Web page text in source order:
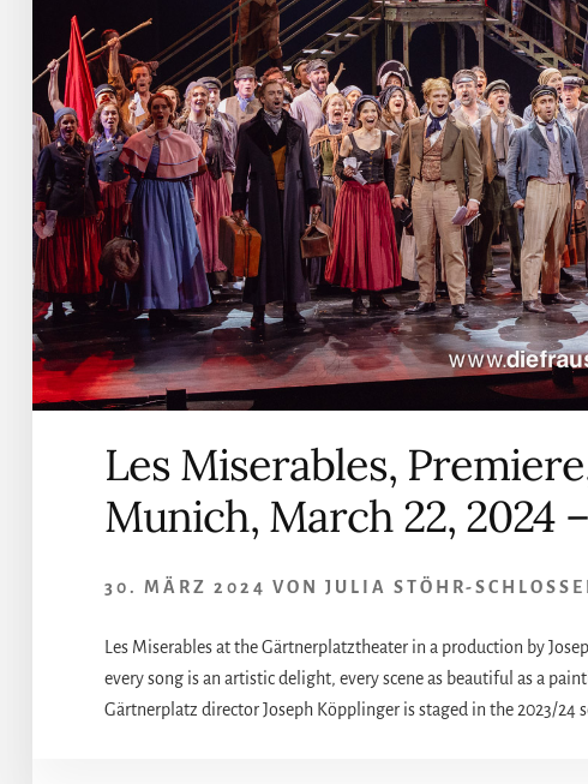
Les Miserables,
Munich, March 22, 2024
30. MÄRZ 2024 VON JULIA STÖHR-
Les Miserables at the Gärtnerplatztheater in a production by
every song is an artistic delight, every scene as beautiful as a
Gärtnerplatz director Joseph Köpplinger is staged in the 2023/24